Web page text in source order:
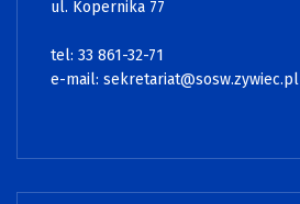
ul. Kopernika 77
tel: 33 861-32-71
e-mail: sekretariat@sosw.zywiec.pl